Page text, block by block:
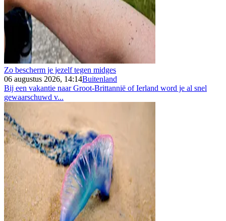
Zo bescherm je jezelf tegen midges
06 augustus 2026, 14:14Buitenland
Bij een vakantie naar Groot-Brittannië of Ierland word je al snel
gewaarschuwd v...